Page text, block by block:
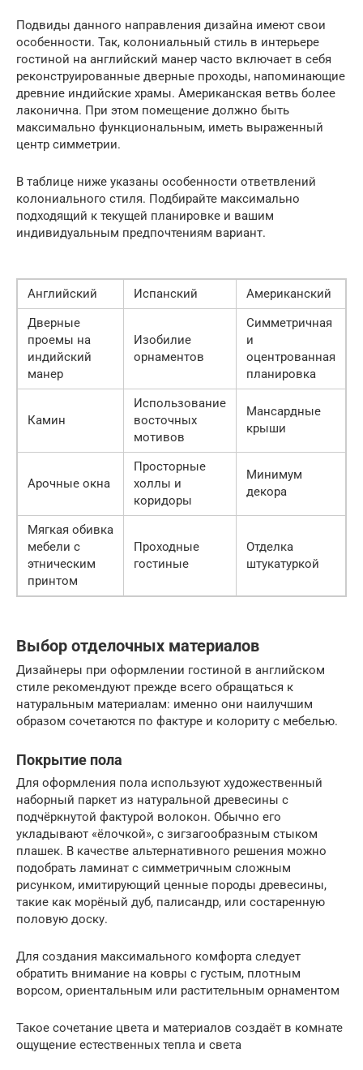
Подвиды данного направления дизайна имеют свои
особенности. Так, колониальный стиль в интерьере
гостиной на английский манер часто включает в себя
реконструированные дверные проходы, напоминающие
древние индийские храмы. Американская ветвь более
лаконична. При этом помещение должно быть
максимально функциональным, иметь выраженный
центр симметрии.
В таблице ниже указаны особенности ответвлений
колониального стиля. Подбирайте максимально
подходящий к текущей планировке и вашим
индивидуальным предпочтениям вариант.
Английский Испанский
Американский
Дверные
проемы на
индийский
манер
Изобилие
орнаментов
Симметричная
и
оцентрованная
планировка
Камин
Использование
восточных
мотивов
Мансардные
крыши
Арочные окна
Просторные
холлы и
коридоры
Минимум
декора
Мягкая обивка
мебели с
этническим
принтом
Проходные
гостиные
Отделка
штукатуркой
Выбор отделочных материалов
Дизайнеры при оформлении гостиной в английском
стиле рекомендуют прежде всего обращаться к
натуральным материалам: именно они наилучшим
образом сочетаются по фактуре и колориту с мебелью.
Покрытие пола
Для оформления пола используют художественный
наборный паркет из натуральной древесины с
подчёркнутой фактурой волокон. Обычно его
укладывают «ёлочкой», с зигзагообразным стыком
плашек. В качестве альтернативного решения можно
подобрать ламинат с симметричным сложным
рисунком, имитирующий ценные породы древесины,
такие как морёный дуб, палисандр, или состаренную
половую доску.
Для создания максимального комфорта следует
обратить внимание на ковры с густым, плотным
ворсом, ориентальным или растительным орнаментом
Такое сочетание цвета и материалов создаёт в комнате
ощущение естественных тепла и света